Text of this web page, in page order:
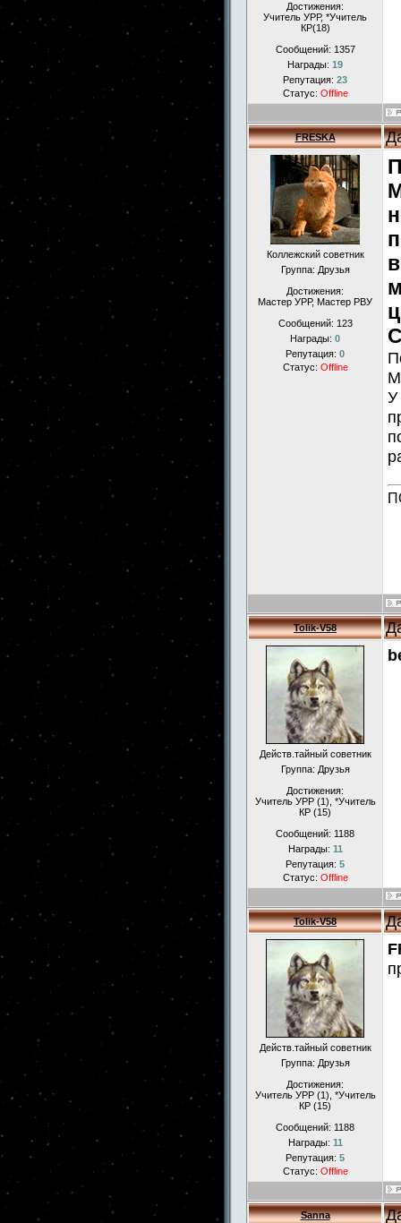
Достижения:
Учитель УРР, *Учитель
КР(18)
Сообщений: 1357
Награды: 19
Репутация: 23
Статус: Offline
FRESKA
Коллежский советник
Группа: Друзья
Достижения:
Мастер УРР, Мастер РВУ
Сообщений: 123
Награды: 0
Репутация: 0
Статус: Offline
У
Tolik-V58
Действ.тайный советник
Группа: Друзья
Достижения:
Учитель УРР (1), *Учитель
КР (15)
Сообщений: 1188
Награды: 11
Репутация: 5
Статус: Offline
Tolik-V58
Действ.тайный советник
Группа: Друзья
Достижения:
Учитель УРР (1), *Учитель
КР (15)
Сообщений: 1188
Награды: 11
Репутация: 5
Статус: Offline
Sanna